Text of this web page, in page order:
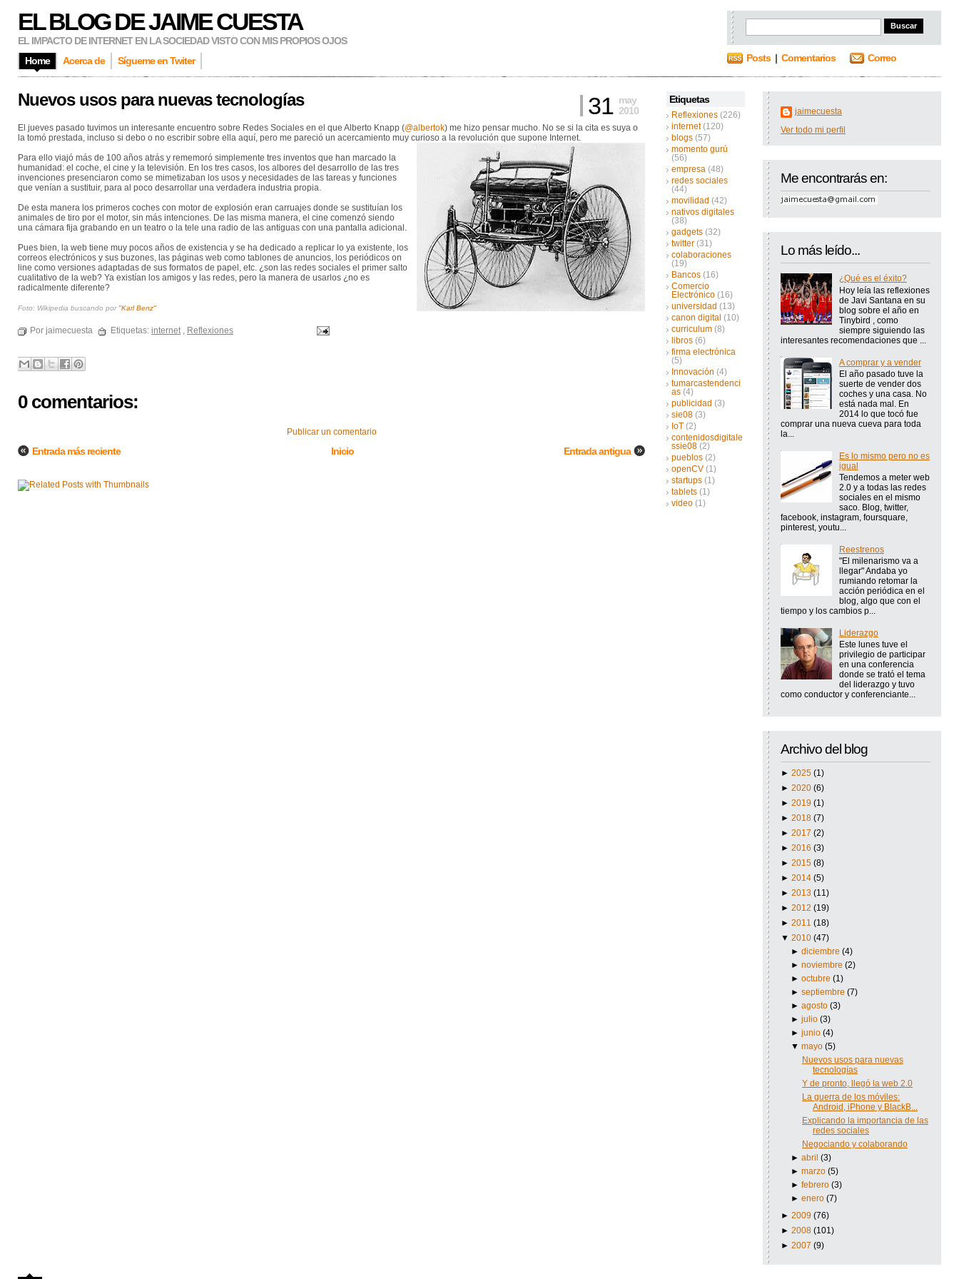
EL BLOG DE JAIME CUESTA
EL IMPACTO DE INTERNET EN LA SOCIEDAD VISTO CON MIS PROPIOS OJOS
Home
Acerca de Sígueme en Twiter Posts| Comentarios Correo
Etiquetas
Reflexiones (226)
internet (120)
blogs (57)
momento gurú
(56)
empresa (48)
redes sociales
(44)
movilidad (42)
nativos digitales
(38)
gadgets (32)
twitter (31)
colaboraciones
(19)
Bancos (16)
Comercio
Electrónico (16)
universidad (13)
canon digital (10)
curriculum (8)
libros (6)
firma electrónica
(5)
Innovación (4)
tumarcastendenci
as (4)
publicidad (3)
sie08 (3)
IoT (2)
contenidosdigitale
ssie08 (2)
pueblos (2)
openCV (1)
startups (1)
tablets (1)
video (1)
jaimecuesta
Ver todo mi perfil
Me encontrarás en:
Lo más leído...
¿Qué es el éxito?
Hoy leía las reflexiones
de Javi Santana en su
blog sobre el año en
Tinybird , como
siempre siguiendo las
interesantes recomendaciones que ...
A comprar y a vender
El año pasado tuve la
suerte de vender dos
coches y una casa. No
está nada mal. En
2014 lo que tocó fue
comprar una nueva cueva para toda
la...
Es lo mismo pero no es
igual
Tendemos a meter web
2.0 y a todas las redes
sociales en el mismo
saco. Blog, twitter,
facebook, instagram, foursquare,
pinterest, youtu...
Reestrenos
"El milenarismo va a
llegar" Andaba yo
rumiando retomar la
acción periódica en el
blog, algo que con el
tiempo y los cambios p...
Liderazgo
Este lunes tuve el
privilegio de participar
en una conferencia
donde se trató el tema
del liderazgo y tuvo
como conductor y conferenciante...
Archivo del blog
► 2025 (1)
► 2020 (6)
► 2019 (1)
► 2018 (7)
► 2017 (2)
► 2016 (3)
► 2015 (8)
► 2014 (5)
► 2013 (11)
► 2012 (19)
► 2011 (18)
▼ 2010 (47)
►diciembre(4)
►noviembre(2)
►octubre(1)
►septiembre(7)
►agosto(3)
►julio(3)
►junio(4)
▼mayo(5)
Nuevos usos para nuevas
tecnologías
Y de pronto, llegó la web 2.0
La guerra de los móviles:
Android, iPhone y BlackB...
Explicando la importancia de las
redes sociales
Negociando y colaborando
►abril(3)
►marzo(5)
►febrero(3)
►enero(7)
► 2009 (76)
► 2008 (101)
► 2007 (9)
Nuevos usos para nuevas tecnologías 31 may
2010
El jueves pasado tuvimos un interesante encuentro sobre Redes Sociales en el que Alberto Knapp (@albertok) me hizo pensar mucho. No se si la cita es suya o
la tomó prestada, incluso si debo o no escribir sobre ella aquí, pero me pareció un acercamiento muy curioso a la revolución que supone Internet.
Para ello viajó más de 100 años atrás y rememoró simplemente tres inventos que han marcado la
humanidad: el coche, el cine y la televisión. En los tres casos, los albores del desarrollo de las tres
invenciones presenciaron como se mimetizaban los usos y necesidades de las tareas y funciones
que venían a sustituir, para al poco desarrollar una verdadera industria propia.
De esta manera los primeros coches con motor de explosión eran carruajes donde se sustituían los
animales de tiro por el motor, sin más intenciones. De las misma manera, el cine comenzó siendo
una cámara fija grabando en un teatro o la tele una radio de las antiguas con una pantalla adicional.
Pues bien, la web tiene muy pocos años de existencia y se ha dedicado a replicar lo ya existente, los
correos electrónicos y sus buzones, las páginas web como tablones de anuncios, los periódicos on
line como versiones adaptadas de sus formatos de papel, etc. ¿son las redes sociales el primer salto
cualitativo de la web? Ya existían los amigos y las redes, pero la manera de usarlos ¿no es
radicalmente diferente?
Foto: Wikipedia buscando por "Karl Benz"
Por jaimecuesta Etiquetas: internet , Reflexiones
0 comentarios:
Publicar un comentario
Entrada más reciente Entrada antigua
Inicio